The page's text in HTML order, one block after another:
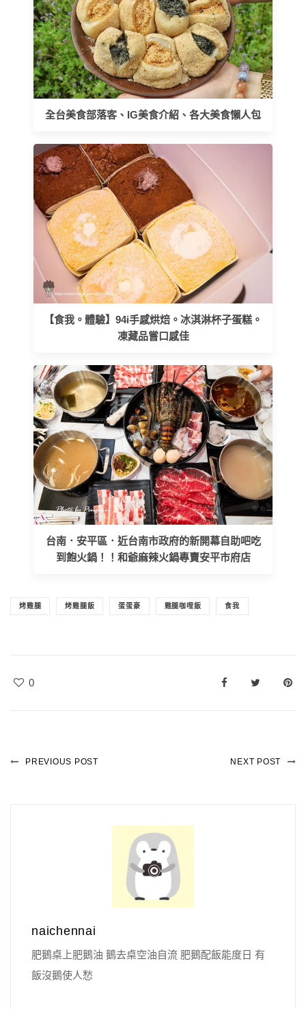
全台美食部落客、IG美食介紹、各大美食懶人包
【食我。體驗】94i手感烘焙。冰淇淋杯子蛋糕。
凍藏品嘗口感佳
台南．安平區．近台南市政府的新開幕自助吧吃
到飽火鍋！！和爺麻辣火鍋專賣安平市府店
烤雞腿 烤雞腿飯 蛋蛋豪 雞腿咖哩飯 食我
0
PREVIOUS POST NEXT POST
naichennai
肥鵝桌上肥鵝油 鵝去桌空油自流 肥鵝配飯能度日 有
飯沒鵝使人愁